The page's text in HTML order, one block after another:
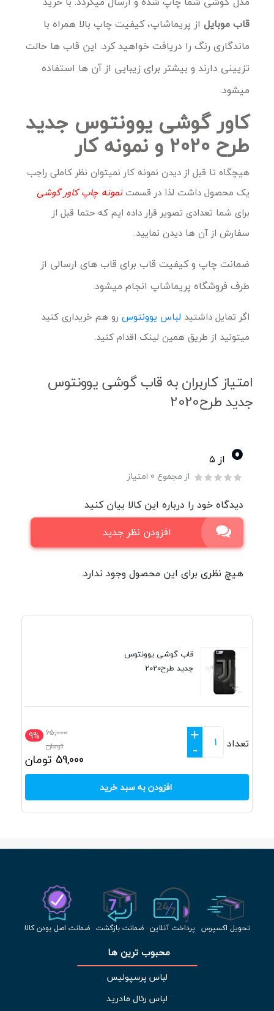
قاب موبایل از پریماشاپ، کیفیت چاپ بالا همراه با
ماندگاری رنگ را دریافت خواهید کرد. این قاب ها حالت
تزیینی دارند و بیشتر برای زیبایی از آن ها استفاده
میشود.
کاور گوشی یوونتوس جدید
طرح 2020 و نمونه کار
هیچگاه تا قبل از دیدن نمونه کار نمیتوان نظر کاملی راجب
یک محصول داشت لذا در قسمتنمونه چاپ کاور گوشی
برای شما تعدادی تصویر قرار داده ایم که حتما قبل از
سفارش از آن ها دیدن نمایید.
ضمانت چاپ و کیفیت قاب برای قاب های ارسالی از
طرف فروشگاه پریماشاپ انجام میشود.
اگر تمایل داشتید لباس یوونتوس رو هم خریداری کنید
میتونید از طریق همین لینک اقدام کنید.
امتیاز کاربران به قاب گوشی یوونتوس
جدید طرح2020
0 از ۵
از مجموع 0 امتیاز
دیدگاه خود را درباره این کالا بیان کنید
افزودن نظر جدید
هیچ نظری برای این محصول وجود ندارد.
قاب گوشی یوونتوس
جدید طرح2020
9% 65,000
تومان
59,000 تومان
تعداد
+
-
افزودن به سبد خرید
تحویل اکسپرس پرداخت آنلاین ضمانت بازگشت ضمانت اصل بودن کالا
محبوب ترین ها
لباس پرسپولیس
لباس رئال مادرید